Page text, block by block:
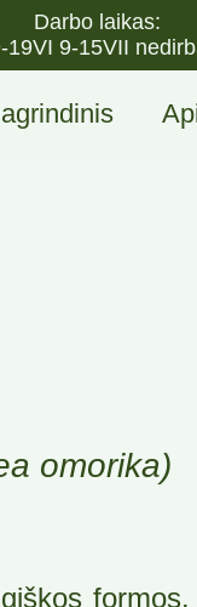
Darbo laikas:
19VI 9-15VII
omorika)